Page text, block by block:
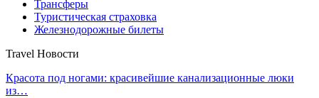
Трансферы
Туристическая страховка
Железнодорожные билеты
Travel Новости
Красота под ногами: красивейшие канализационные люки
из…